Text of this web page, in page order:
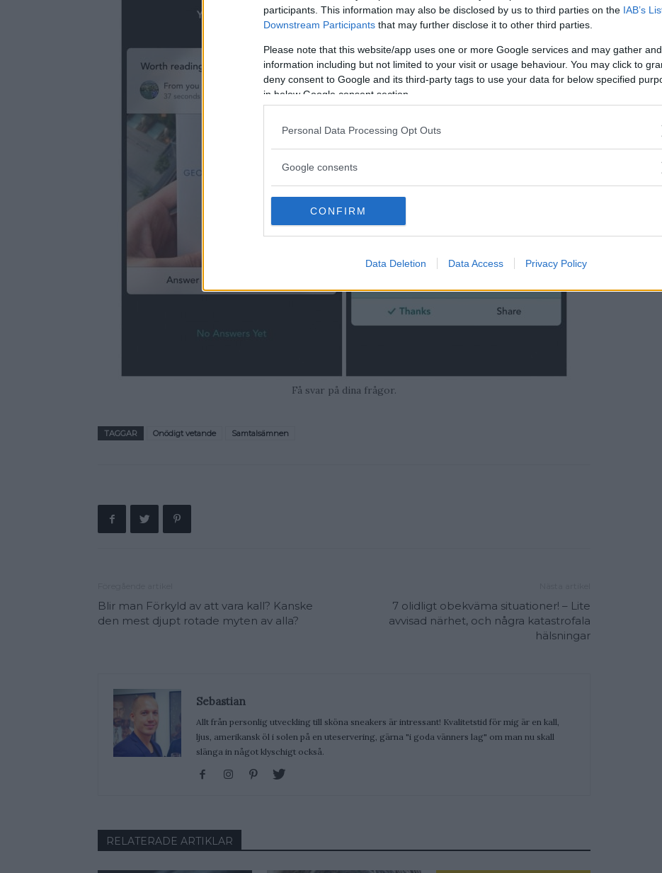
participants. This information may also be disclosed by us to third parties on the IAB’s
Downstream Participants that may further disclose it to other third parties.
Please note that this website/app uses one or more Google services and may gather
information including but not limited to your visit or usage behaviour. You may click to
deny consent to Google and its third-party tags to use your data for below specified
in below Google consent section.
Personal Data Processing Opt Outs
Google consents
CONFIRM
Data Deletion Data Access Privacy Policy
Få svar på dina frågor.
TAGGAR Onödigt vetande Samtalsämnen
Blir man Förkyld av att vara kall? Kanske
den mest djupt rotade myten av alla?
7 olidligt obekväma situationer! – Lite
avvisad närhet, och några katastrofala
hälsningar
Sebastian
Allt från personlig utveckling till sköna sneakers är intressant! Kvalitetstid för mig är en kall,
ljus, amerikansk öl i solen på en uteservering, gärna "i goda vänners lag" om man nu skall
slänga in något klyschigt också.
RELATERADE ARTIKLAR